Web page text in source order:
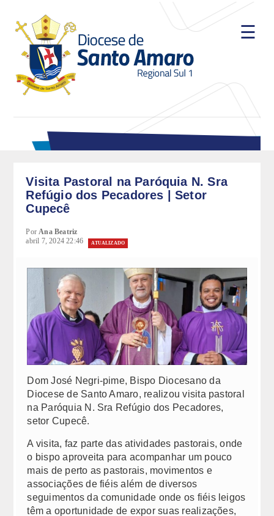
A Diocese
História
Dom Fernando Antônio Figueiredo, OFM
Clero
Padres Diocesanos Seculares
Padres Diocesanos Externos
Paróquias
Todas as paróquias
Mapa territorial
Tribunal Eclesiástico
CITAÇÃO POR EDITAL
Comissão para a Tutela dos Menores
Decreto de Instituição da Comissão
☰
Visita Pastoral na Paróquia N. Sra
Refúgio dos Pecadores | Setor
Cupecê
PorAna Beatriz
abril 7, 2024 22:46
ATUALIZADO
Dom José Negri-pime, Bispo Diocesano da
Diocese de Santo Amaro, realizou visita pastoral
na Paróquia N. Sra Refúgio dos Pecadores,
setor Cupecê.
A visita, faz parte das atividades pastorais, onde
o bispo aproveita para acompanhar um pouco
mais de perto as pastorais, movimentos e
associações de fiéis além de diversos
seguimentos da comunidade onde os fiéis leigos
têm a oportunidade de expor suas realizações,